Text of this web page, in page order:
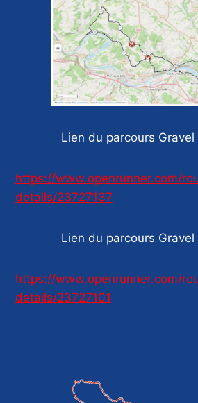
Lien du parcours
https://www.openrunner.com/
details/23727137
Lien du parcours
https://www.openrunner.com/
details/23727101